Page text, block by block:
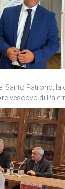
Santo Patrono, la
di